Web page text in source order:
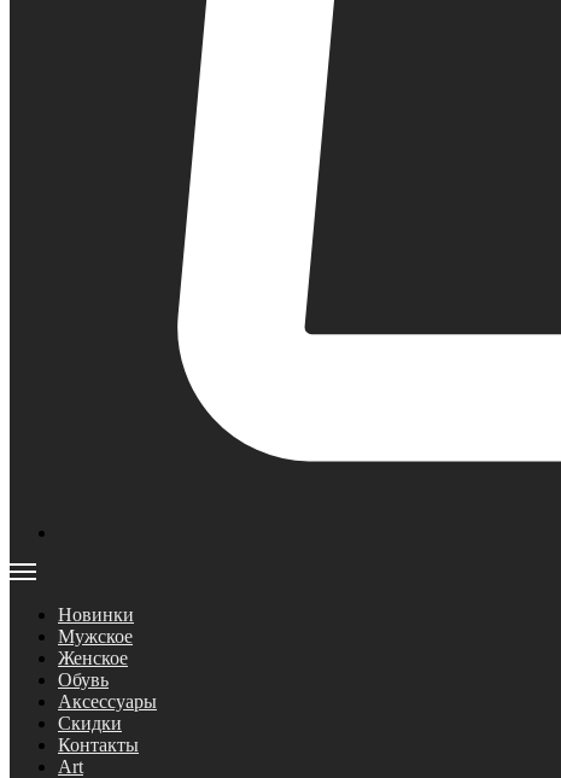
Новинки
Мужское
Женское
Обувь
Аксессуары
Скидки
Контакты
Art